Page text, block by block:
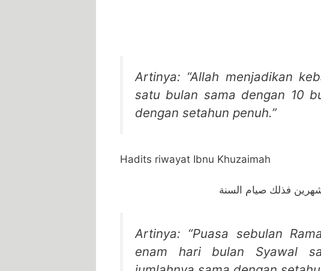
Artinya: “Allah menjadikan
satu bulan sama dengan 10
dengan setahun penuh.”
Hadits riwayat Ibnu Khuzaimah
فذلك صيام السنة
Artinya: “Puasa sebulan
enam hari bulan Syawal